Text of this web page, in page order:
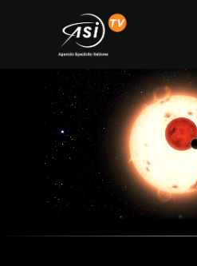
of